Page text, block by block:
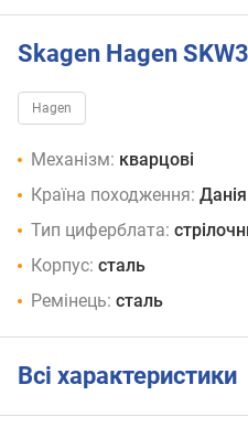
Skagen Hagen
Hagen
Механізм: кварцові
Країна походження: Данія
Тип циферблата:
Корпус: сталь
Ремінець: сталь
Всі характеристики